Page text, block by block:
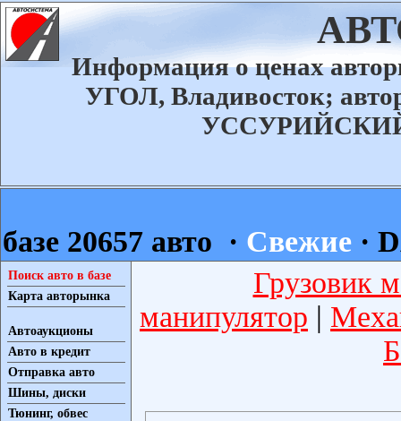
Информация о ценах
УГОЛ, Владивосток;
УССУРИЙСКИЙ
базе 20657 авто · Свежие ·
Поиск авто в базе
Карта авторынка
Автоаукционы
Авто в кредит
Отправка авто
Шины, диски
Тюнинг, обвес
Грузовик
манипулятор |